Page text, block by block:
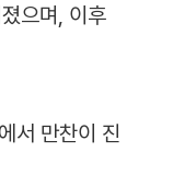
으며, 이후
서 만찬이 진